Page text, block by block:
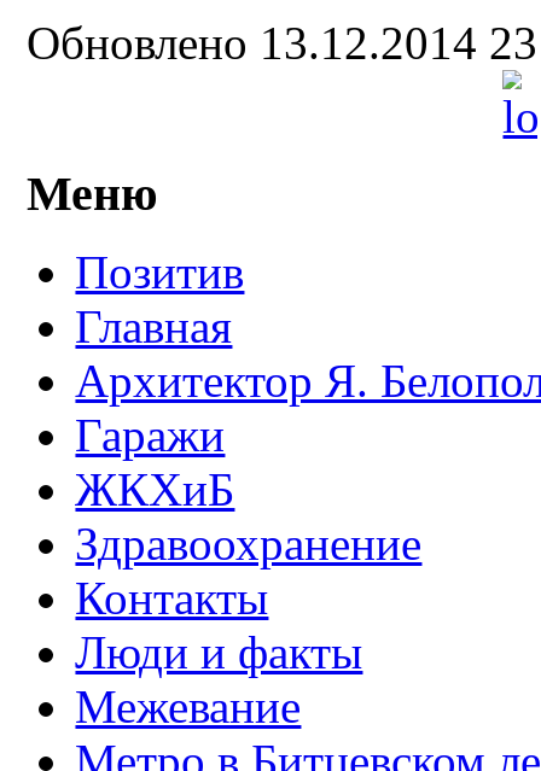
Обновлено 13.12.2014
Меню
Позитив
Главная
Архитектор Я.
Гаражи
ЖКХиБ
Здравоохранение
Контакты
Люди и факты
Межевание